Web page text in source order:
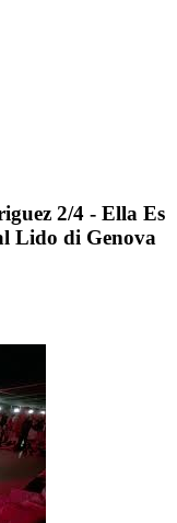
2/4 - Ella Es
Lido di Genova